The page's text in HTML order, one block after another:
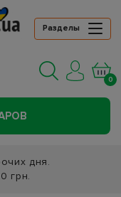
Разделы
0
дня.
грн.